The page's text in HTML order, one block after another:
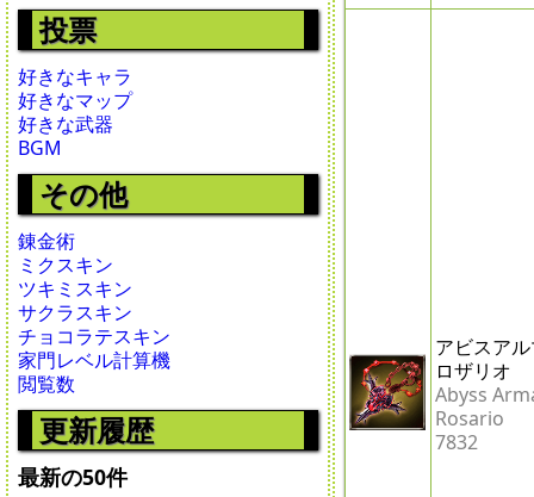
投票
好きなキャラ
好きなマップ
好きな武器
BGM
その他
錬金術
ミクスキン
ツキミスキン
サクラスキン
チョコラテスキン
家門レベル計算機
閲覧数
更新履歴
最新の50件
アビスア
ロザリオ
Abyss
Rosario
7832